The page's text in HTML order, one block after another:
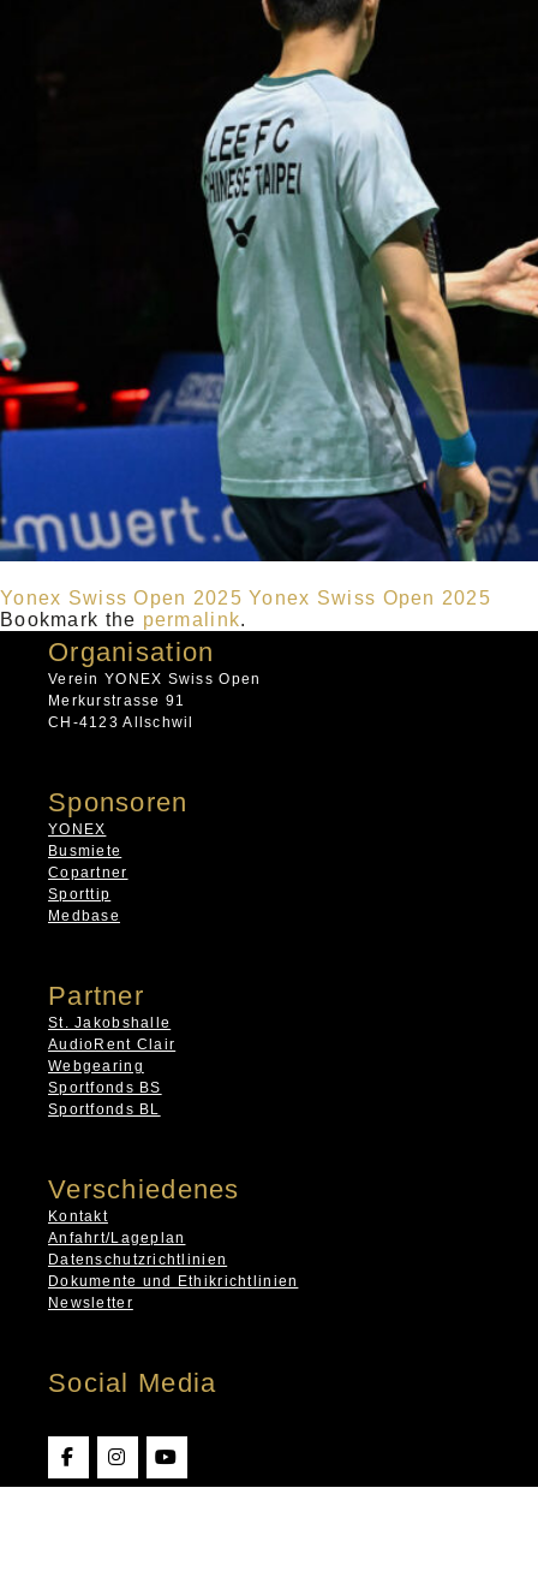
Yonex Swiss Open 2025 Yonex Swiss Open 2025
Bookmark the permalink.
Organisation
Verein YONEX Swiss Open
Merkurstrasse 91
CH-4123 Allschwil
Sponsoren
YONEX
Busmiete
Copartner
Sporttip
Medbase
Partner
St. Jakobshalle
AudioRent Clair
Webgearing
Sportfonds BS
Sportfonds BL
Verschiedenes
Kontakt
Anfahrt/Lageplan
Datenschutzrichtlinien
Dokumente und Ethikrichtlinien
Newsletter
Social Media